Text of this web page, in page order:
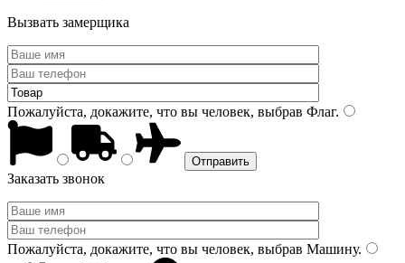
Вызвать замерщика
Пожалуйста, докажите, что вы человек, выбрав Флаг.
Заказать звонок
Пожалуйста, докажите, что вы человек, выбрав Машину.